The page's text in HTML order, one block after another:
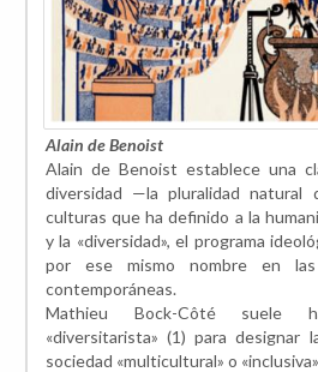
Alain de Benoist
Alain de Benoist establece una
diversidad —la pluralidad natural
culturas que ha definido a la
y la «diversidad», el programa
por ese mismo nombre en las
contemporáneas.
Mathieu Bock-Côté suele
«diversitarista» (1) para designar
sociedad «multicultural» o